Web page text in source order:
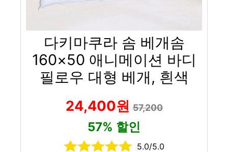
다키마쿠라 솜 베개솜
160×50 애니메이션 바디
필로우 대형 베개, 흰색
24,400원57,200
57% 할인
5.0/5.0